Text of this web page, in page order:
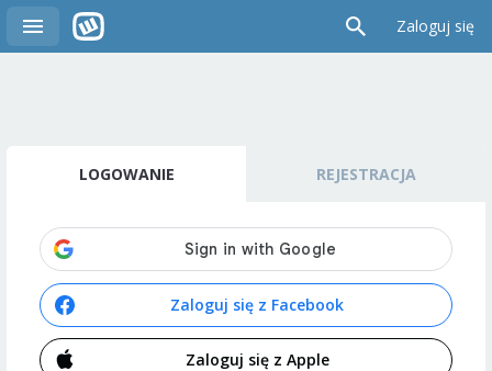
Zaloguj się
LOGOWANIE REJESTRACJA
Zaloguj się z Facebook
Zaloguj się z Apple